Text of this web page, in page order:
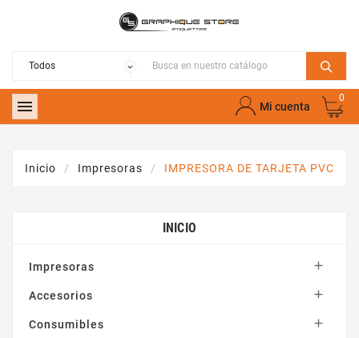
 Mi cuenta
0
Inicio Impresoras IMPRESORA DE TARJETA PVC
INICIO
Impresoras 
Accesorios 
Consumibles 